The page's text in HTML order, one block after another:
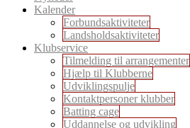
Kalender
Forbundsaktiviteter
Landsholdsaktiviteter
Klubservice
Tilmelding til arrangementer
Hjælp til Klubberne
Udviklingspulje
Kontaktpersoner klubber
Batting cage
Uddannelse og udvikling